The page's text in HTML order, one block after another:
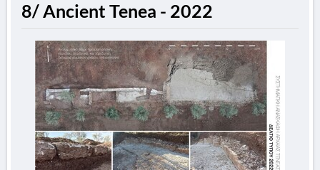
8/ Ancient Tenea - 2022